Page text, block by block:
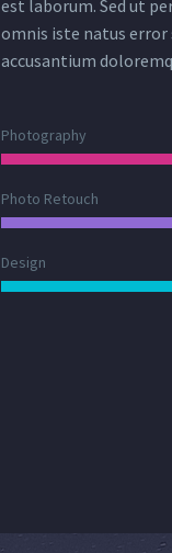
est laborum. Sed ut
omnis iste natus
accusantium
Photography
Photo Retouch
Design